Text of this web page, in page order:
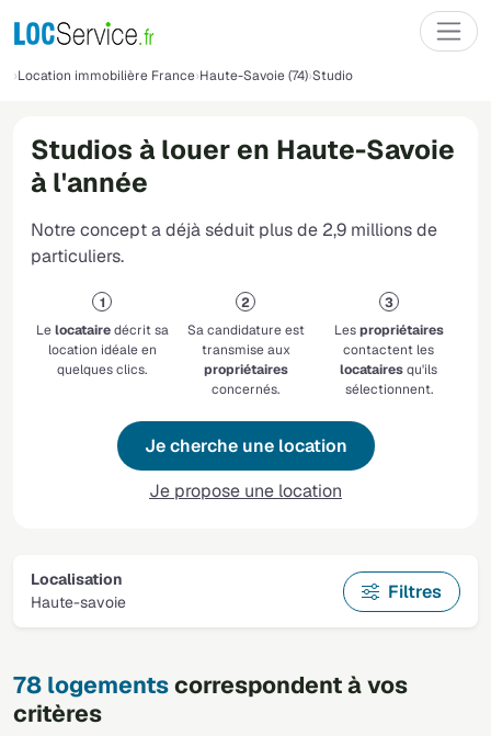
Location immobilière France Haute-Savoie (74) Studio
Studios à louer en Haute-Savoie
à l'année
Notre concept a déjà séduit plus de 2,9 millions de
particuliers.
Lelocatairedécrit sa
location idéale en
quelques clics.
Sa candidature est
transmise aux
propriétaires
concernés.
Lespropriétaires
contactent les
locatairesqu'ils
sélectionnent.
Je cherche une location
Je propose une location
Localisation
Haute-savoie
Filtres
78 logementscorrespondent à vos
critères